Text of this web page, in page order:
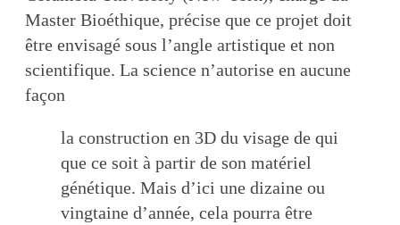
Master Bioéthique, précise que ce projet doit
être envisagé sous l’angle artistique et non
scientifique. La science n’autorise en aucune
façon
la construction en 3D du visage de qui
que ce soit à partir de son matériel
génétique. Mais d’ici une dizaine ou
vingtaine d’année, cela pourra être